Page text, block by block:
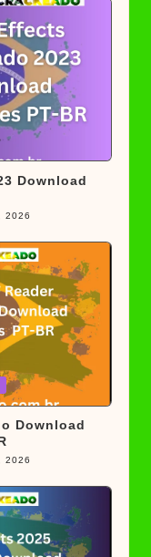
Download
2026
Download
2026